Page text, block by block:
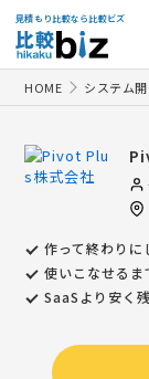
見積もり比較なら比較ビズ
HOME システム
作って終わり
使いこなせる
SaaSより安く